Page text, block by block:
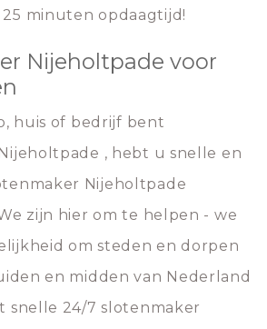
minuten opdaagtijd!
Nijeholtpade voor
huis of bedrijf bent
, hebt u snelle en
Nijeholtpade
zijn hier om te helpen - we
om steden en dorpen
en midden van Nederland
snelle 24/7 slotenmaker